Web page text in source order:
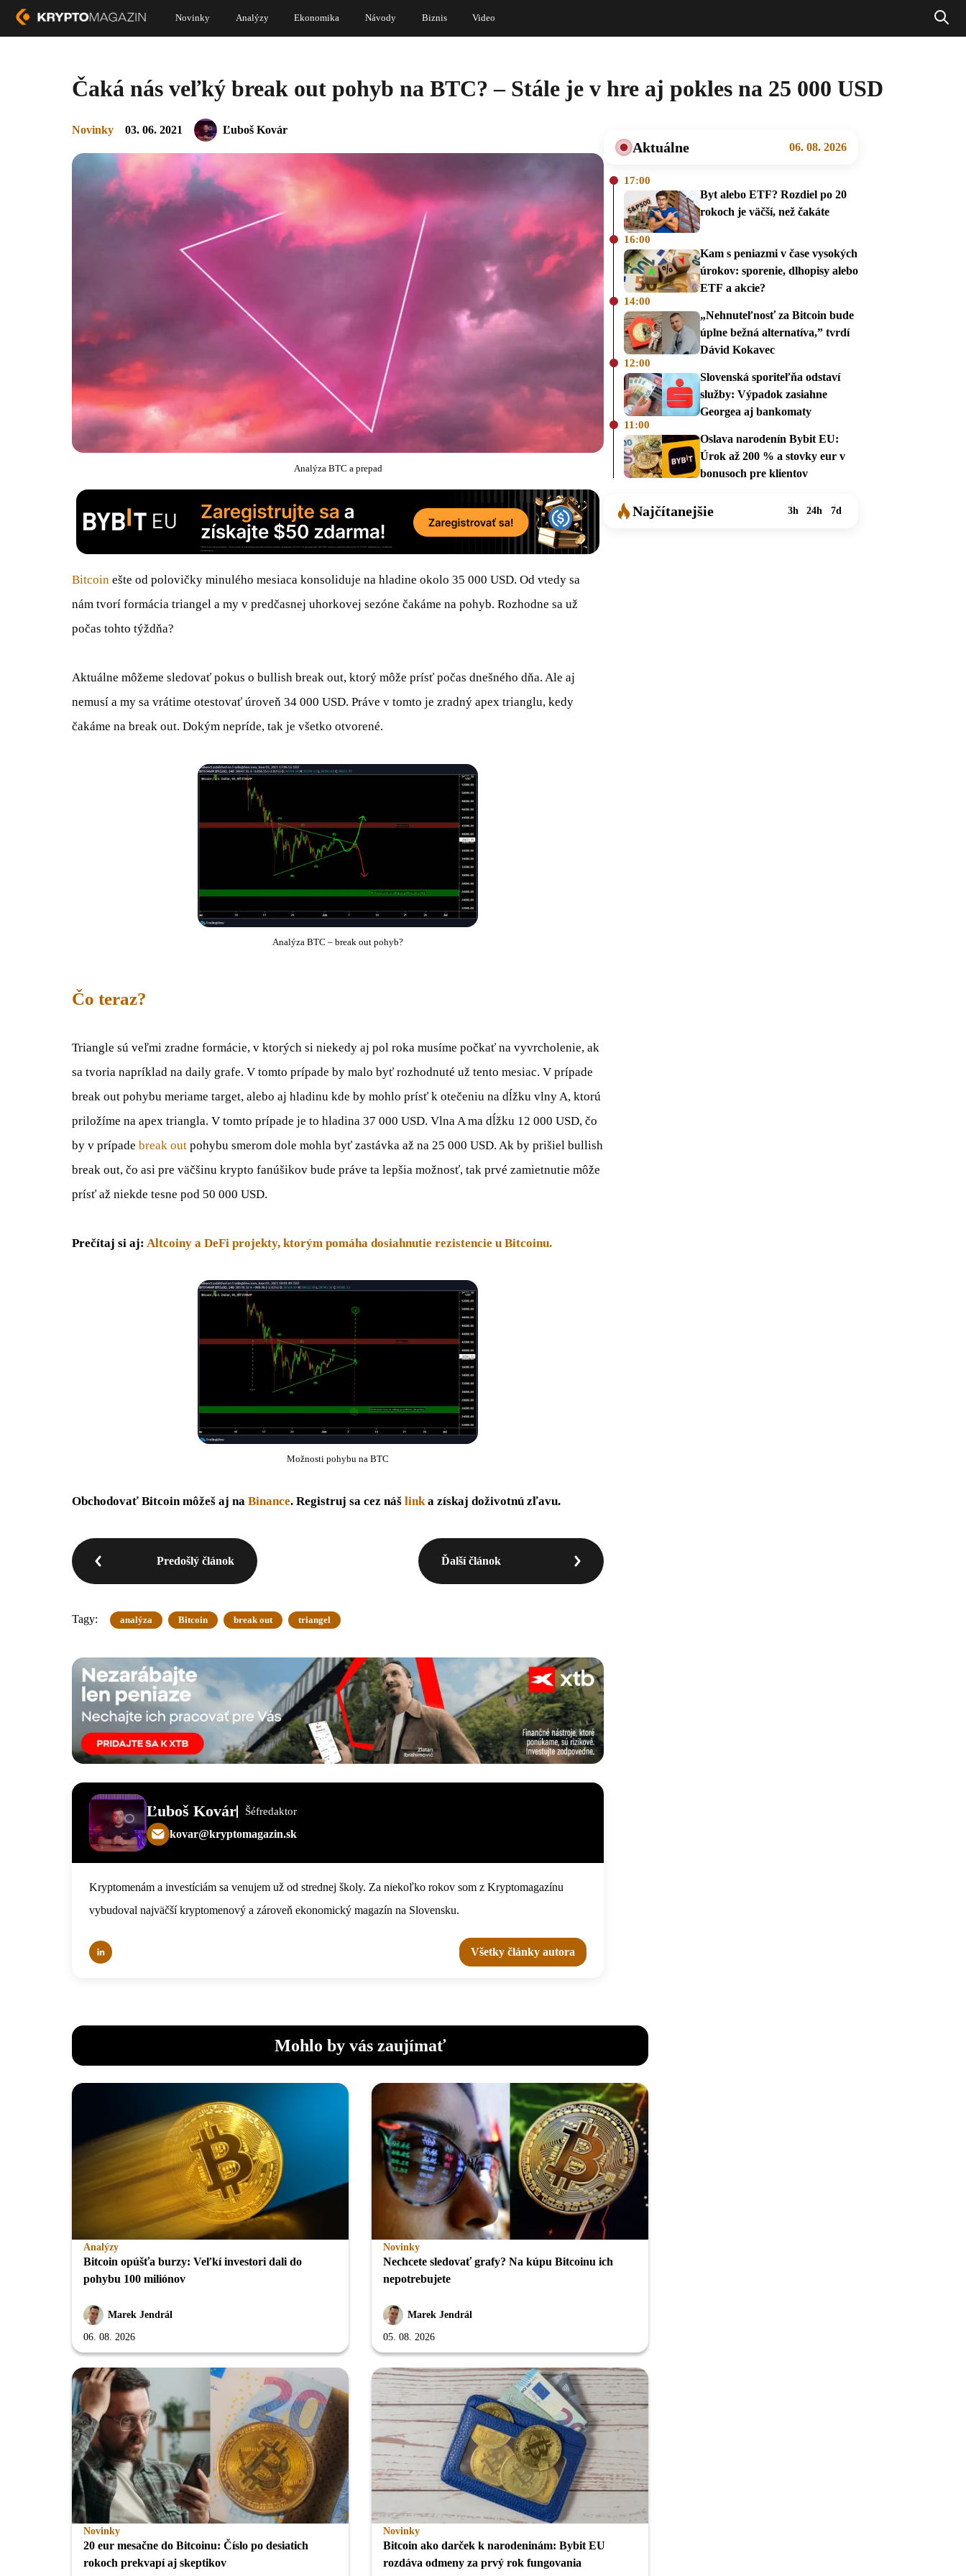
Novinky Analýzy Ekonomika Návody Biznis Video
Čaká nás veľký break out pohyb na BTC? – Stále je v hre aj pokles na 25 000 USD
Novinky 03. 06. 2021 Ľuboš Kovár
Analýza BTC a prepad
Bitcoin ešte od polovičky minulého mesiaca konsoliduje na hladine okolo 35 000 USD. Od vtedy sa
nám tvorí formácia triangel a my v predčasnej uhorkovej sezóne čakáme na pohyb. Rozhodne sa už
počas tohto týždňa?
Aktuálne môžeme sledovať pokus o bullish break out, ktorý môže prísť počas dnešného dňa. Ale aj
nemusí a my sa vrátime otestovať úroveň 34 000 USD. Práve v tomto je zradný apex trianglu, kedy
čakáme na break out. Dokým nepríde, tak je všetko otvorené.
Analýza BTC – break out pohyb?
Čo teraz?
Triangle sú veľmi zradne formácie, v ktorých si niekedy aj pol roka musíme počkať na vyvrcholenie, ak
sa tvoria napríklad na daily grafe. V tomto prípade by malo byť rozhodnuté už tento mesiac. V prípade
break out pohybu meriame target, alebo aj hladinu kde by mohlo prísť k otečeniu na dĺžku vlny A, ktorú
priložíme na apex triangla. V tomto prípade je to hladina 37 000 USD. Vlna A ma dĺžku 12 000 USD, čo
by v prípade break out pohybu smerom dole mohla byť zastávka až na 25 000 USD. Ak by prišiel bullish
break out, čo asi pre väčšinu krypto fanúšikov bude práve ta lepšia možnosť, tak prvé zamietnutie môže
prísť až niekde tesne pod 50 000 USD.
Prečítaj si aj: Altcoiny a DeFi projekty, ktorým pomáha dosiahnutie rezistencie u Bitcoinu.
Možnosti pohybu na BTC
Obchodovať Bitcoin môžeš aj na Binance. Registruj sa cez náš linka získaj doživotnú zľavu.
Predošlý článok Ďalší článok
Tagy: analýza Bitcoin break out triangel
Ľuboš Kovár Šéfredaktor
kovar@kryptomagazin.sk
Kryptomenám a investíciám sa venujem už od strednej školy. Za niekoľko rokov som z Kryptomagazínu
vybudoval najväčší kryptomenový a zároveň ekonomický magazín na Slovensku.
Všetky články autora
Aktuálne 06. 08. 2026
17:00
Byt alebo ETF? Rozdiel po 20
rokoch je väčší, než čakáte
16:00
Kam s peniazmi v čase vysokých
úrokov: sporenie, dlhopisy alebo
ETF a akcie?
14:00
„Nehnuteľnosť za Bitcoin bude
úplne bežná alternatíva,” tvrdí
Dávid Kokavec
12:00
Slovenská sporiteľňa odstaví
služby: Výpadok zasiahne
Georgea aj bankomaty
11:00
Oslava narodenín Bybit EU:
Úrok až 200 % a stovky eur v
bonusoch pre klientov
Najčítanejšie 3h 24h 7d
Mohlo by vás zaujímať
Analýzy
Bitcoin opúšťa burzy: Veľkí investori dali do
pohybu 100 miliónov
Marek Jendrál
06. 08. 2026
Novinky
Nechcete sledovať grafy? Na kúpu Bitcoinu ich
nepotrebujete
Marek Jendrál
05. 08. 2026
Novinky
20 eur mesačne do Bitcoinu: Číslo po desiatich
rokoch prekvapí aj skeptikov
Novinky
Bitcoin ako darček k narodeninám: Bybit EU
rozdáva odmeny za prvý rok fungovania